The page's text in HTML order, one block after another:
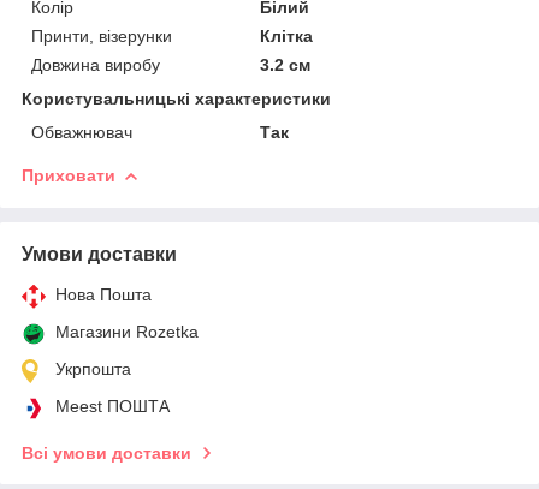
Колір
Білий
Принти, візерунки
Клітка
Довжина виробу
3.2 см
Користувальницькі характеристики
Обважнювач
Так
Приховати
Умови доставки
Нова Пошта
Магазини Rozetka
Укрпошта
Meest ПОШТА
Всі умови доставки